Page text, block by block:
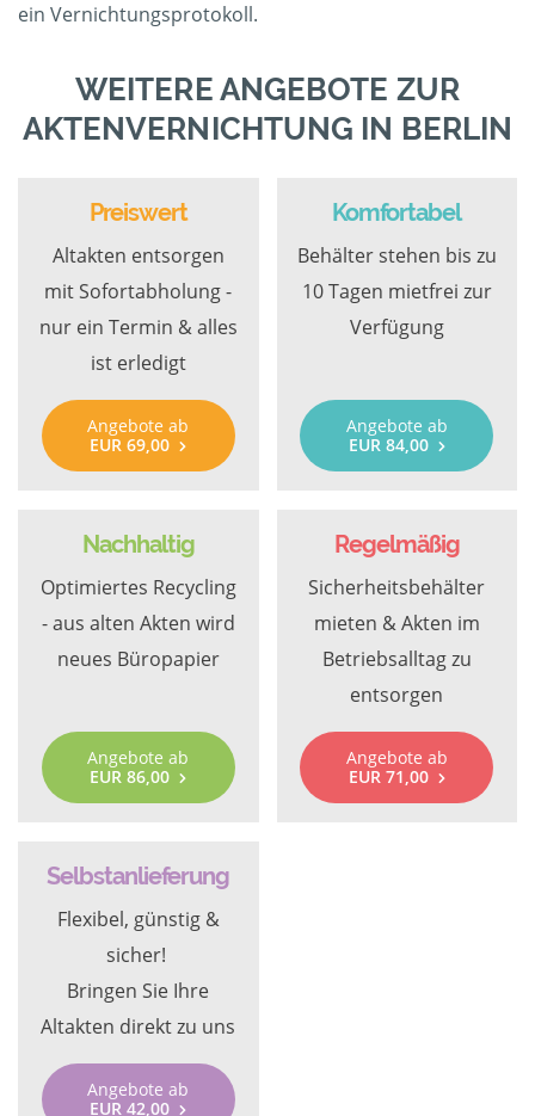
ein Vernichtungsprotokoll.
WEITERE ANGEBOTE ZUR
AKTENVERNICHTUNG IN BERLIN
Preiswert
Altakten entsorgen
mit Sofortabholung -
nur ein Termin & alles
ist erledigt
Angebote ab
EUR 69,00
Komfortabel
Behälter stehen bis zu
10 Tagen mietfrei zur
Verfügung
Angebote ab
EUR 84,00
Nachhaltig
Optimiertes Recycling
- aus alten Akten wird
neues Büropapier
Angebote ab
EUR 86,00
Regelmäßig
Sicherheitsbehälter
mieten & Akten im
Betriebsalltag zu
entsorgen
Angebote ab
EUR 71,00
Selbstanlieferung
Flexibel, günstig &
sicher!
Bringen Sie Ihre
Altakten direkt zu uns
Angebote ab
EUR 42,00